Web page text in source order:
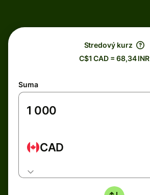
Stredový kurz
C$1 CAD = 68,34 INR
Suma
CAD